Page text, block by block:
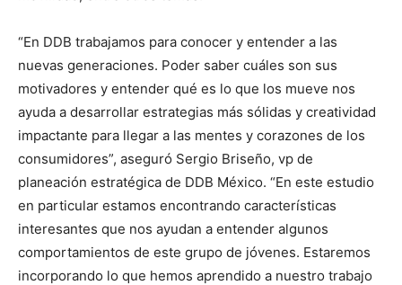
“En DDB trabajamos para conocer y entender a las
nuevas generaciones. Poder saber cuáles son sus
motivadores y entender qué es lo que los mueve nos
ayuda a desarrollar estrategias más sólidas y creatividad
impactante para llegar a las mentes y corazones de los
consumidores”, aseguró Sergio Briseño, vp de
planeación estratégica de DDB México. “En este estudio
en particular estamos encontrando características
interesantes que nos ayudan a entender algunos
comportamientos de este grupo de jóvenes. Estaremos
incorporando lo que hemos aprendido a nuestro trabajo